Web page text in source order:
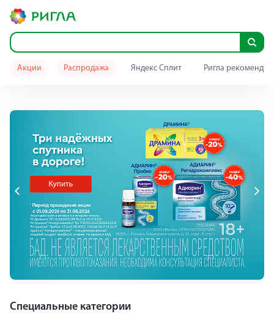
Акции Распродажа Яндекс Сплит Ригла
Специальные категории